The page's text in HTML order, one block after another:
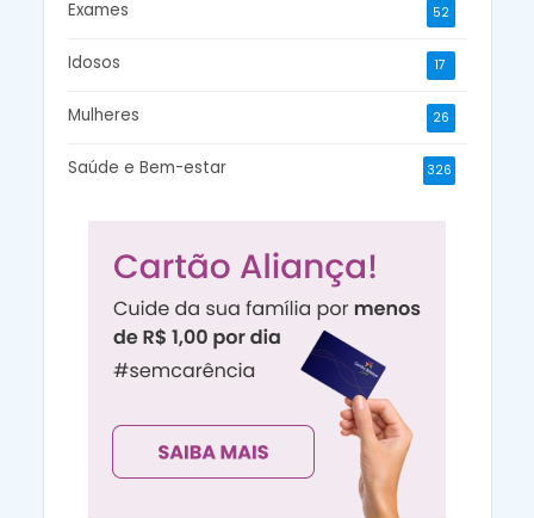
Exames 52
Idosos 17
Mulheres 26
Saúde e Bem-estar 326